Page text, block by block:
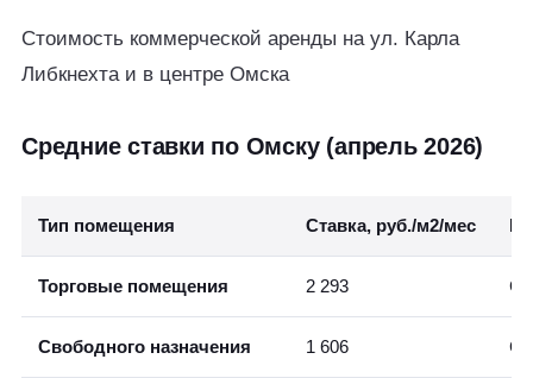
Стоимость коммерческой аренды на ул. Карла
Либкнехта и в центре Омска
Средние ставки по Омску (апрель 2026)
Тип помещения Ставка, руб./м2/мес
Торговые помещения 2 293
Свободного назначения 1 606